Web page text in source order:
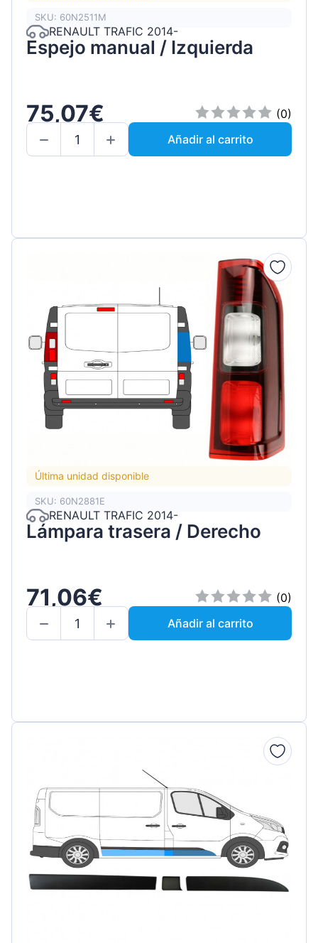
SKU: 60N2511M
RENAULT TRAFIC 2014-
Espejo manual / Izquierda
75,07€
(0)
Añadir al carrito
Última unidad disponible
SKU: 60N2881E
RENAULT TRAFIC 2014-
Lámpara trasera / Derecho
71,06€
(0)
Añadir al carrito